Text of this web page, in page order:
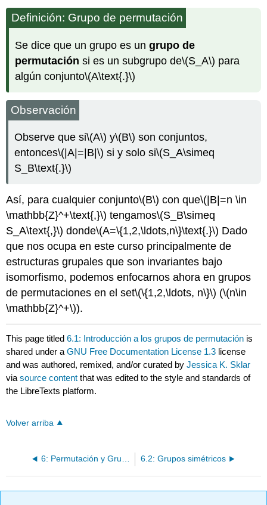
Definición: Grupo de permutación
Se dice que un grupo es ungrupo de
permutación si es un subgrupo de\(S_A\) para
algún conjunto\(A\text{.}\)
Observación
Observe que si\(A\) y\(B\) son conjuntos,
entonces\(|A|=|B|\) si y solo si\(S_A\simeq
S_B\text{.}\)
Así, para cualquier conjunto\(B\) con que\(|B|=n \in
\mathbb{Z}^+\text{,}\) tengamos\(S_B\simeq
S_A\text{,}\) donde\(A=\{1,2,\ldots,n\}\text{.}\) Dado
que nos ocupa en este curso principalmente de
estructuras grupales que son invariantes bajo
isomorfismo, podemos enfocarnos ahora en grupos
de permutaciones en el set\(\{1,2,\ldots, n\}\) (\(n\in
\mathbb{Z}^+\)).
This page titled6.1: Introducción a los grupos de permutación is
shared under aGNU Free Documentation License 1.3 license
and was authored, remixed, and/or curated byJessica K. Sklar
viasource content that was edited to the style and standards of
the LibreTexts platform.
Volver arriba
6.2: Grupos simétricos